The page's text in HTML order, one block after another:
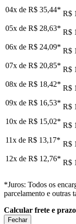
04x de R$ 35,44* R$
05x de R$ 28,63* R$
06x de R$ 24,09* R$
07x de R$ 20,85* R$
08x de R$ 18,42* R$
09x de R$ 16,53* R$
10x de R$ 15,02* R$
11x de R$ 13,17* R$
12x de R$ 12,76* R$
*Juros: Todos os
parcelamento e outras
Calcular frete e prazo
Fechar